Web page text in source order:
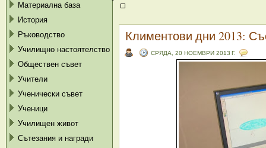
Материална база
История
Ръководство
Училищно настоятелство
Обществен съвет
Учители
Ученически съвет
Ученици
Училищен живот
Сътезания и награди
Климентови дни 2013:
СРЯДА, 20 НОЕМВРИ 2013 Г.